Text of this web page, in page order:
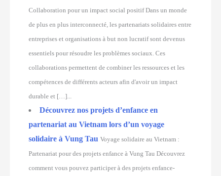
Collaboration pour un impact social positif Dans un monde
de plus en plus interconnecté, les partenariats solidaires entre
entreprises et organisations à but non lucratif sont devenus
essentiels pour résoudre les problèmes sociaux. Ces
collaborations permettent de combiner les ressources et les
compétences de différents acteurs afin d'avoir un impact
durable et […]...
Découvrez nos projets d’enfance en
partenariat au Vietnam lors d’un voyage
solidaire à Vung Tau Voyage solidaire au Vietnam :
Partenariat pour des projets enfance à Vung Tau Découvrez
comment vous pouvez participer à des projets enfance-